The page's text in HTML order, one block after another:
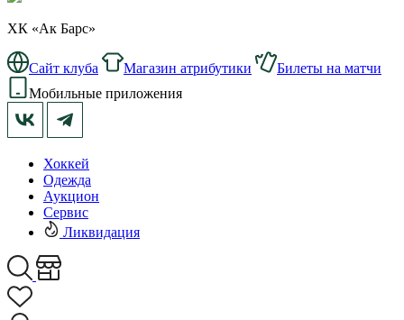
ХК «Ак Барс»
Сайт клуба Магазин атрибутики
Билеты на матчи
Мобильные приложения
Хоккей
Одежда
Аукцион
Сервис
Ликвидация